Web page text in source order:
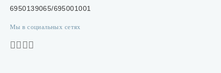
6950139065/695001001
Мы в социальных сетях